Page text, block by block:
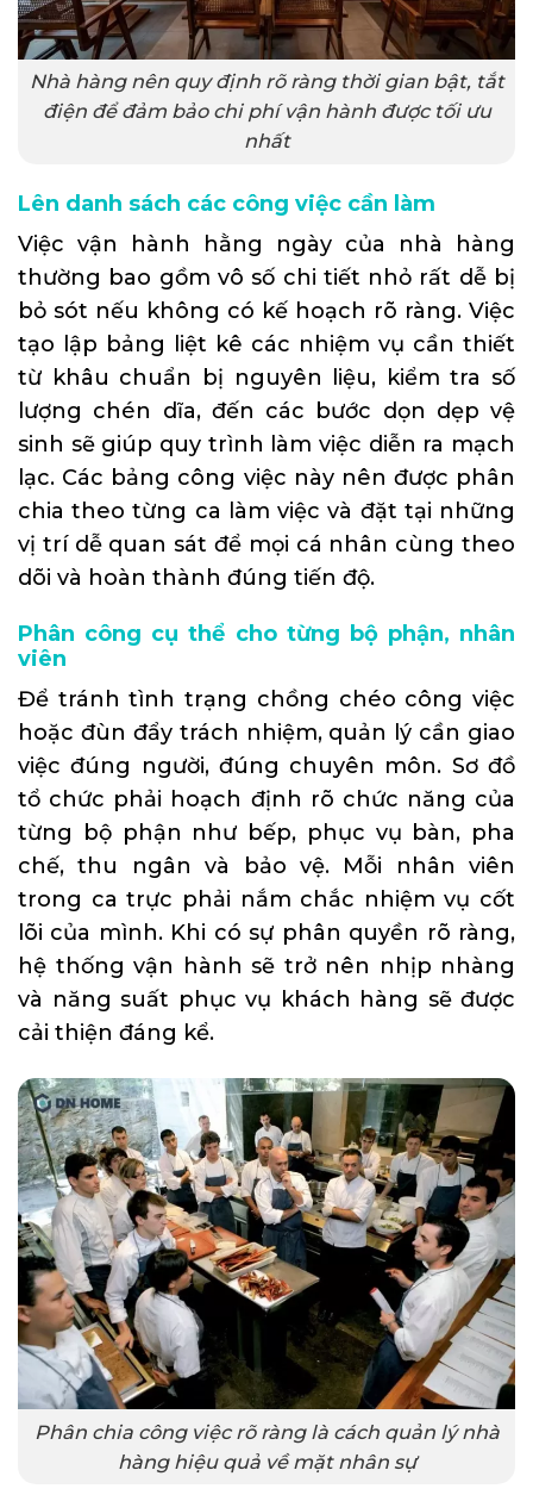
Nhà hàng nên quy định rõ ràng thời gian bật, tắt
điện để đảm bảo chi phí vận hành được tối ưu
nhất
Lên danh sách các công việc cần làm
Việc vận hành hằng ngày của nhà hàng
thường bao gồm vô số chi tiết nhỏ rất dễ bị
bỏ sót nếu không có kế hoạch rõ ràng. Việc
tạo lập bảng liệt kê các nhiệm vụ cần thiết
từ khâu chuẩn bị nguyên liệu, kiểm tra số
lượng chén dĩa, đến các bước dọn dẹp vệ
sinh sẽ giúp quy trình làm việc diễn ra mạch
lạc. Các bảng công việc này nên được phân
chia theo từng ca làm việc và đặt tại những
vị trí dễ quan sát để mọi cá nhân cùng theo
dõi và hoàn thành đúng tiến độ.
Phân công cụ thể cho từng bộ phận, nhân
viên
Để tránh tình trạng chồng chéo công việc
hoặc đùn đẩy trách nhiệm, quản lý cần giao
việc đúng người, đúng chuyên môn. Sơ đồ
tổ chức phải hoạch định rõ chức năng của
từng bộ phận như bếp, phục vụ bàn, pha
chế, thu ngân và bảo vệ. Mỗi nhân viên
trong ca trực phải nắm chắc nhiệm vụ cốt
lõi của mình. Khi có sự phân quyền rõ ràng,
hệ thống vận hành sẽ trở nên nhịp nhàng
và năng suất phục vụ khách hàng sẽ được
cải thiện đáng kể.
Phân chia công việc rõ ràng là cách quản lý nhà
hàng hiệu quả về mặt nhân sự